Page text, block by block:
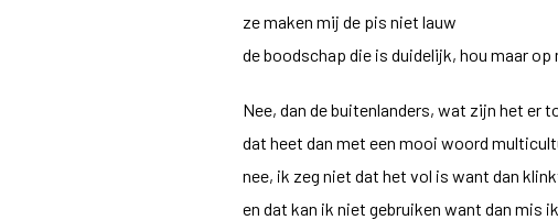
ze maken mij de pis niet lauw
de boodschap die is duidelijk, hou maar op
Nee, dan de buitenlanders, wat zijn het er
dat heet dan met een mooi woord
nee, ik zeg niet dat het vol is want dan
en dat kan ik niet gebruiken want dan mis